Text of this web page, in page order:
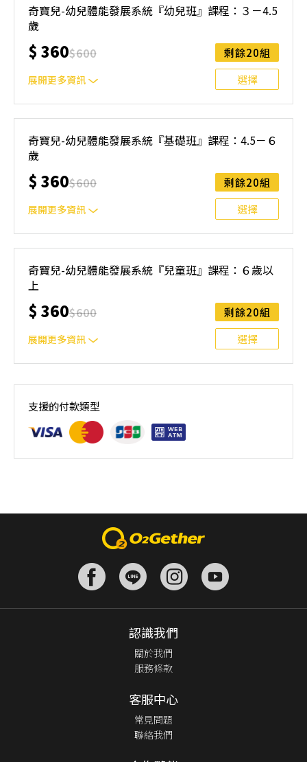
打造的親子共學課程，讓孩子在熟悉與信任的陪伴中，透過
遊戲探索世界、認知體驗、發展動作協調，培養學習自信與
安全感！
奇寶兒-幼兒體能發展系統『幼兒班』課程：３－4.5
歲
$ 360$600
展開更多資訊
剩餘20組
選擇
程，結合體操項目與系統性訓練，幫助孩子在挑戰中提升體
能、感統與自信，為身心發展奠定堅實基礎！
奇寶兒-幼兒體能發展系統『基礎班』課程：4.5－６
歲
$ 360$600
展開更多資訊
剩餘20組
選擇
程，結合體操項目與系統性訓練，幫助孩子在挑戰中提升體
能、感統與自信，為身心發展奠定堅實基礎！
奇寶兒-幼兒體能發展系統『兒童班』課程：６歲以
上
$ 360$600
展開更多資訊
剩餘20組
選擇
專注、挑戰、全面發展！ 專為6歲以上孩子設計的體能課
能、感統與自信，為身心發展奠定堅實基礎！
支援的付款類型
認識我們
關於我們
服務條款
客服中心
常見問題
聯絡我們